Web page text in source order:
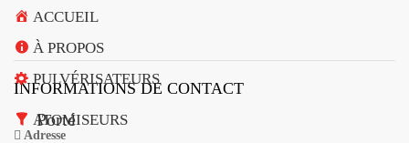
ACCUEIL
À PROPOS
PULVÉRISATEURS
Porté
ATOMISEURS
INFORMATIONS DE CONTACT
Adresse